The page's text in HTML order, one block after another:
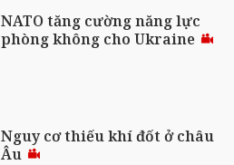
NATO tăng cường năng lực
phòng không cho Ukraine
Nguy cơ thiếu khí đốt ở châu
Âu